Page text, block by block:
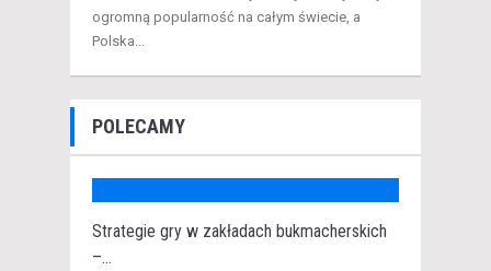
ogromną popularność na całym świecie, a
Polska...
POLECAMY
Strategie gry w zakładach bukmacherskich
–...